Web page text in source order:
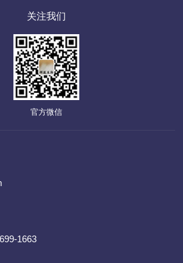
关注我们
官方微信
1663